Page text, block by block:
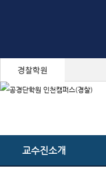
교수진소개